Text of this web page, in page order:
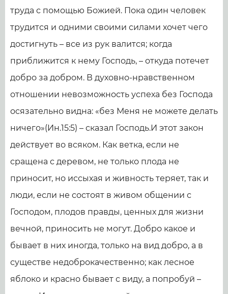
труда с помощью Божией. Пока один человек
трудится и одними своими силами хочет чего
достигнуть – все из рук валится; когда
приближится к нему Господь, – откуда потечет
добро за добром. В духовно-нравственном
отношении невозможность успеха без Господа
осязательно видна: «без Меня не можете делать
ничего»(Ин.15:5) – сказал Господь.И этот закон
действует во всяком. Как ветка, если не
сращена с деревом, не только плода не
приносит, но иссыхая и живность теряет, так и
люди, если не состоят в живом общении с
Господом, плодов правды, ценных для жизни
вечной, приносить не могут. Добро какое и
бывает в них иногда, только на вид добро, а в
существе недоброкачественно; как лесное
яблоко и красно бывает с виду, а попробуй –